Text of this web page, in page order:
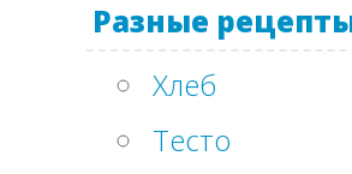
Разные
Хлеб
Тесто